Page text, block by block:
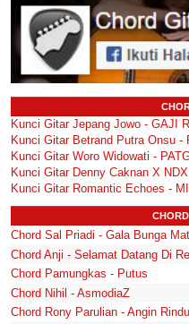
Kunci Gitar Jepang Jowo - GAJI
Kunci Gitar Betrand Putra Onsu -
Kunci Gitar Woro Widowati -
Kunci Gitar Denny Caknan X
Kunci Gitar Romantic Echoes -
Chord Sal Priadi - Gala Bunga
Chord Anji - Selamat Datang Di
Chord Pamungkas - Putus
Chord Nihil - AsmodiaZ
Chord Rony Parulian - Angin Rindu